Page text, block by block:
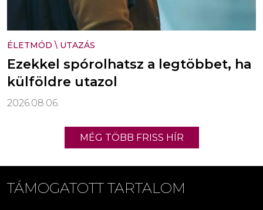
ÉLETMÓD \ UTAZÁS
Ezekkel spórolhatsz a legtöbbet, ha
külföldre utazol
2026.08.06.
MÉG TÖBB FRISS HÍR
TÁMOGATOTT TARTALOM